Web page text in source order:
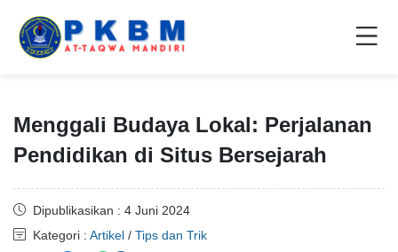
Menggali Budaya Lokal: Perjalanan
Pendidikan di Situs Bersejarah
Dipublikasikan : 4 Juni 2024
Kategori : Artikel / Tips dan Trik